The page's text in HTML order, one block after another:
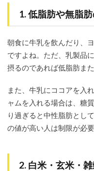
1. 低脂肪や無脂
朝食に牛乳を飲んだり、
ですよね。ただ、乳製品
摂るのであれば低脂肪ま
また、牛乳にココアを入
ャムを入れる場合は、糖
り過ぎると中性脂肪とし
の値が高い人は制限が必要
2. 白米・玄米・